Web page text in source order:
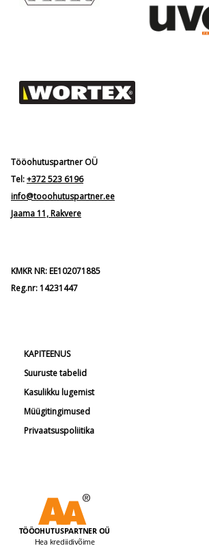
Tööohutuspartner OÜ
Tel:+372 523 6196
info@tooohutuspartner.ee
Jaama 11, Rakvere
KMKR NR: EE102071885
Reg.nr: 14231447
KAPITEENUS
Suuruste tabelid
Kasulikku lugemist
Müügitingimused
Privaatsuspoliitika